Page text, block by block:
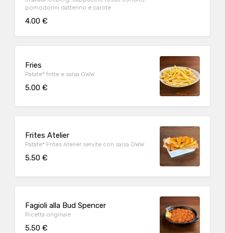
pomodorini datterino e carote
4.00 €
Fries
Patate* fritte e salsa OWW
5.00 €
Frites Atelier
Patate* Frites Atelier servite con salsa OWW
5.50 €
Fagioli alla Bud Spencer
Ricetta originale
5.50 €